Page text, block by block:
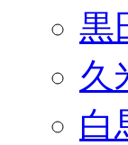
黒
久
白